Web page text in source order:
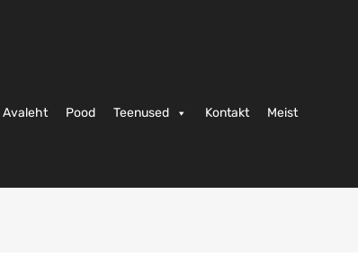
Avaleht Pood Teenused Kontakt Meist